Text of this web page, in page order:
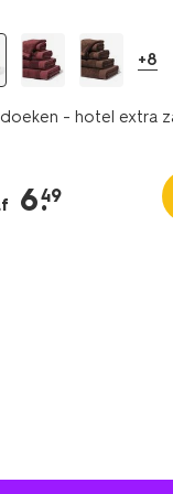
+8
- hotel extra
6.
49